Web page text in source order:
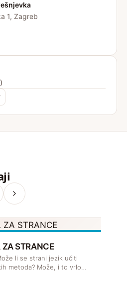
1, Zagreb
STRANCE
li se strani jezik učiti
metoda? Može, i to vrlo…